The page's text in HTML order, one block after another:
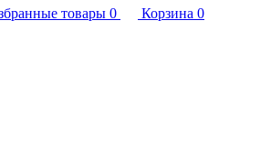
товары 0 Корзина 0